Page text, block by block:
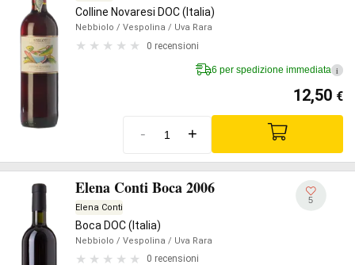
Colline Novaresi DOC (Italia)
Nebbiolo / Vespolina / Uva Rara
0 recensioni
6 per spedizione immediata i
12,50 €
- +
Elena Conti Boca 2006
Elena Conti
Boca DOC (Italia)
Nebbiolo / Vespolina / Uva Rara
0 recensioni
5